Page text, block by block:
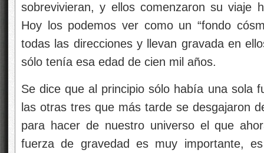
sobrevivieran, y ellos comenzaron su viaje
Hoy los podemos ver como un “fondo
todas las direcciones y llevan gravada en
sólo tenía esa edad de cien mil años.
Se dice que al principio sólo había una sola
las otras tres que más tarde se desgajaron
para hacer de nuestro universo el que
fuerza de gravedad es muy importante,